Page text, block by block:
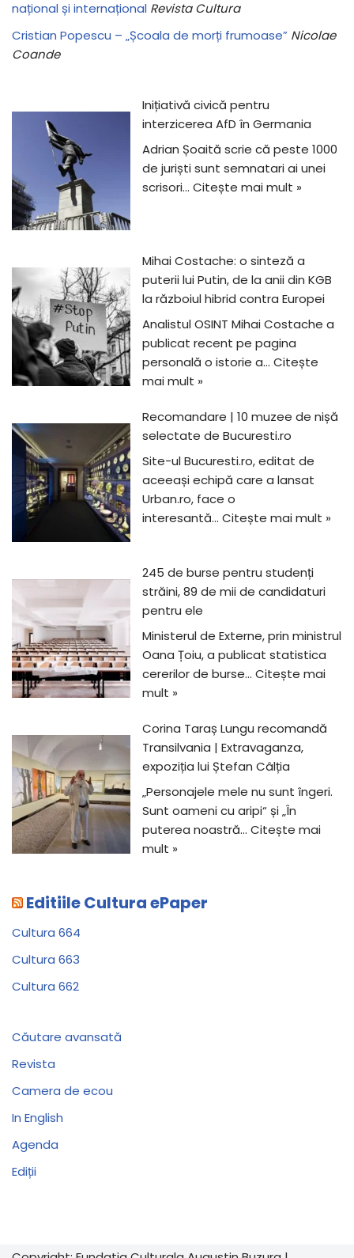
național și internațional Revista Cultura
Cristian Popescu – „Școala de morți frumoase” Nicolae
Coande
Inițiativă civică pentru
interzicerea AfD în Germania
Adrian Șoaită scrie că peste 1000
de juriști sunt semnatari ai unei
scrisori… Citește mai mult »
Mihai Costache: o sinteză a
puterii lui Putin, de la anii din KGB
la războiul hibrid contra Europei
Analistul OSINT Mihai Costache a
publicat recent pe pagina
personală o istorie a… Citește
mai mult »
Recomandare | 10 muzee de nișă
selectate de Bucuresti.ro
Site-ul Bucuresti.ro, editat de
aceeași echipă care a lansat
Urban.ro, face o
interesantă… Citește mai mult »
245 de burse pentru studenți
străini, 89 de mii de candidaturi
pentru ele
Ministerul de Externe, prin ministrul
Oana Țoiu, a publicat statistica
cererilor de burse… Citește mai
mult »
Corina Taraș Lungu recomandă
Transilvania | Extravaganza,
expoziția lui Ștefan Câlția
„Personajele mele nu sunt îngeri.
Sunt oameni cu aripi“ și „În
puterea noastră… Citește mai
mult »
Editiile Cultura ePaper
Cultura 664
Cultura 663
Cultura 662
Căutare avansată
Revista
Camera de ecou
In English
Agenda
Ediții